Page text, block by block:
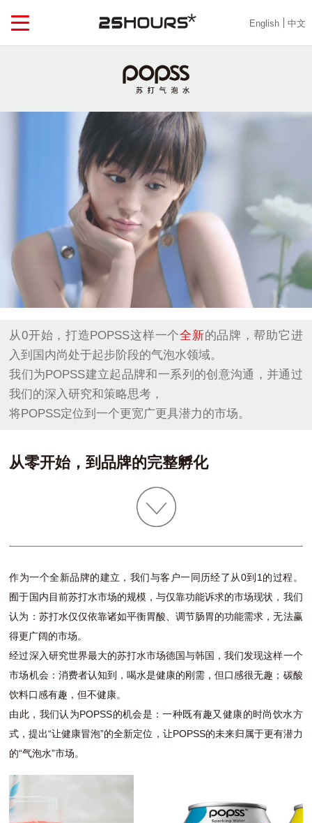
English 中文
从0开始，打造POPSS这样一个全新的品牌，帮助它进
入到国内尚处于起步阶段的气泡水领域。
我们为POPSS建立起品牌和一系列的创意沟通，并通过
我们的深入研究和策略思考，
将POPSS定位到一个更宽广更具潜力的市场。
从零开始，到品牌的完整孵化
作为一个全新品牌的建立，我们与客户一同历经了从0到1的过程。
囿于国内目前苏打水市场的规模，与仅靠功能诉求的市场现状，我们
认为：苏打水仅仅依靠诸如平衡胃酸、调节肠胃的功能需求，无法赢
得更广阔的市场。
经过深入研究世界最大的苏打水市场德国与韩国，我们发现这样一个
市场机会：消费者认知到，喝水是健康的刚需，但口感很无趣；碳酸
饮料口感有趣，但不健康。
由此，我们认为POPSS的机会是：一种既有趣又健康的时尚饮水方
式，提出“让健康冒泡”的全新定位，让POPSS的未来归属于更有潜力
的“气泡水”市场。